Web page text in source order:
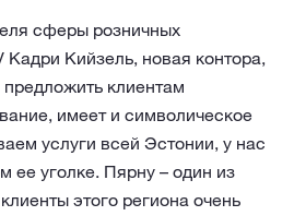
сферы розничных
Кадри Кийзель, новая контора,
клиентам
имеет и символическое
услуги всей Эстонии, у нас
ее уголке. Пярну – один из
этого региона очень